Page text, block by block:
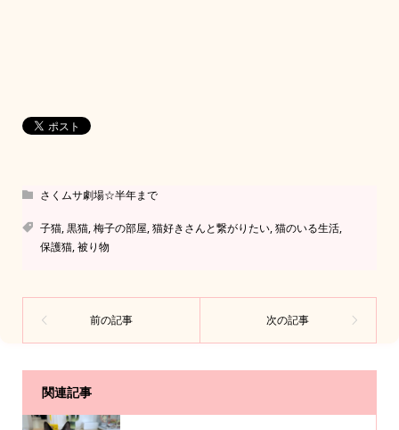
さくムサ劇場☆半年まで
子猫,黒猫,梅子の部屋,猫好きさんと繋がりたい,猫のいる生活,
保護猫,被り物
関連記事